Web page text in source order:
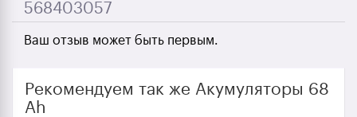
568403057
Ваш отзыв может быть первым.
Рекомендуем так же Акумуляторы 68
Ah